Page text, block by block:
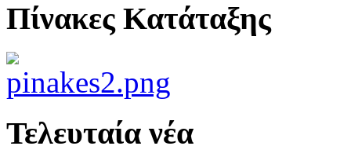
Πίνακες Κατάταξης
Τελευταία νέα